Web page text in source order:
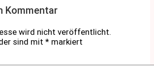
Kommentar
wird nicht veröffentlicht.
sind mit * markiert